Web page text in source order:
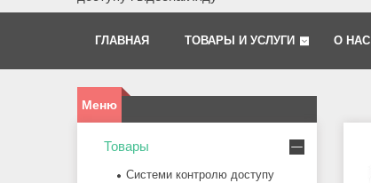
ГЛАВНАЯ ТОВАРЫ И УСЛУГИ О НАС
Товары
Системи контролю доступу